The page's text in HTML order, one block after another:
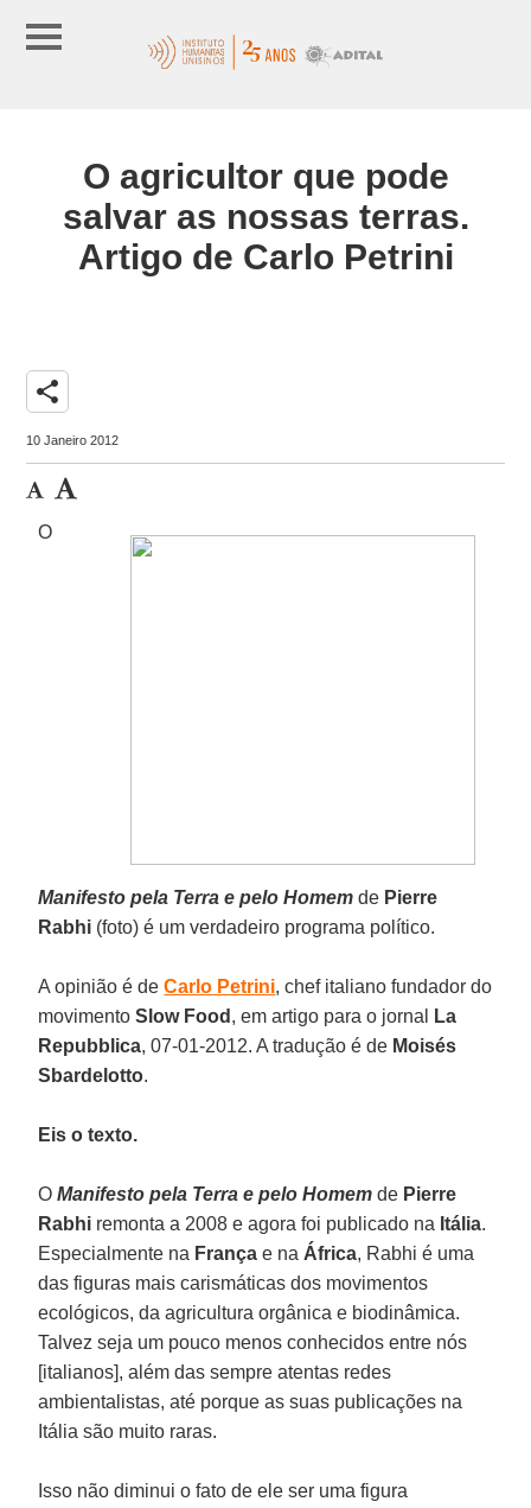
O agricultor que pode
salvar as nossas terras.
Artigo de Carlo Petrini
share
10 Janeiro 2012
O
Manifesto pela Terra e pelo Homemde Pierre
Rabhi (foto) é um verdadeiro programa político.
A opinião é deCarlo Petrini, chef italiano fundador do
movimentoSlow Food , em artigo para o jornal
La
Repubblica, 07-01-2012. A tradução é de Moisés
Sbardelotto.
Eis o texto.
OManifesto pela Terra e pelo Homemde Pierre
Rabhi remonta a 2008 e agora foi publicado na Itália.
Especialmente na Françae na África, Rabhi é uma
das figuras mais carismáticas dos movimentos
ecológicos, da agricultura orgânica e biodinâmica.
Talvez seja um pouco menos conhecidos entre nós
[italianos], além das sempre atentas redes
ambientalistas, até porque as suas publicações na
Itália são muito raras.
Isso não diminui o fato de ele ser uma figura